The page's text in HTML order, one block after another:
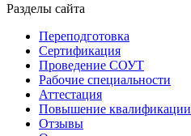
Разделы сайта
Переподготовка
Сертификация
Проведение СОУТ
Рабочие специальности
Аттестация
Повышение квалификации
Отзывы